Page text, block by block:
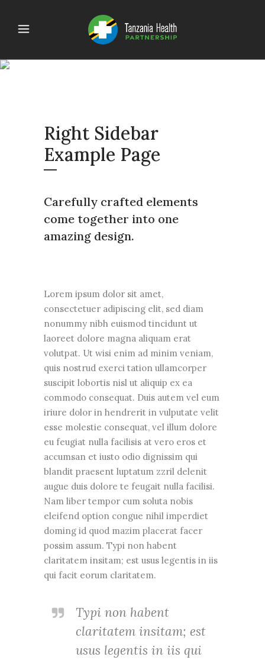
Right Sidebar
Example Page
Carefully crafted elements
come together into one
amazing design.
Lorem ipsum dolor sit amet,
consectetuer adipiscing elit, sed diam
nonummy nibh euismod tincidunt ut
laoreet dolore magna aliquam erat
volutpat. Ut wisi enim ad minim veniam,
quis nostrud exerci tation ullamcorper
suscipit lobortis nisl ut aliquip ex ea
commodo consequat. Duis autem vel eum
iriure dolor in hendrerit in vulputate velit
esse molestie consequat, vel illum dolore
eu feugiat nulla facilisis at vero eros et
accumsan et iusto odio dignissim qui
blandit praesent luptatum zzril delenit
augue duis dolore te feugait nulla facilisi.
Nam liber tempor cum soluta nobis
eleifend option congue nihil imperdiet
doming id quod mazim placerat facer
possim assum. Typi non habent
claritatem insitam; est usus legentis in iis
qui facit eorum claritatem.
Typi non habent
claritatem insitam; est
usus legentis in iis qui